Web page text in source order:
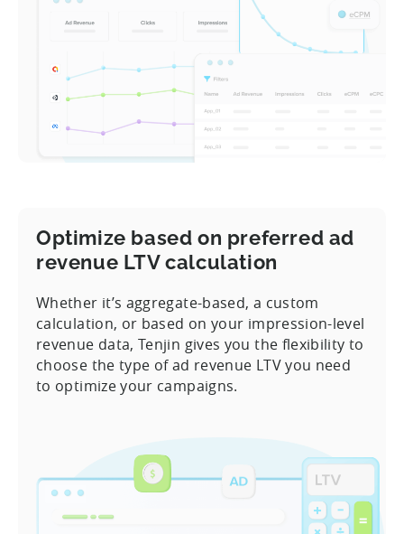
Optimize based on preferred ad
revenue LTV calculation
Whether it’s aggregate-based, a custom
calculation, or based on your impression-level
revenue data, Tenjin gives you the flexibility to
choose the type of ad revenue LTV you need
to optimize your campaigns.